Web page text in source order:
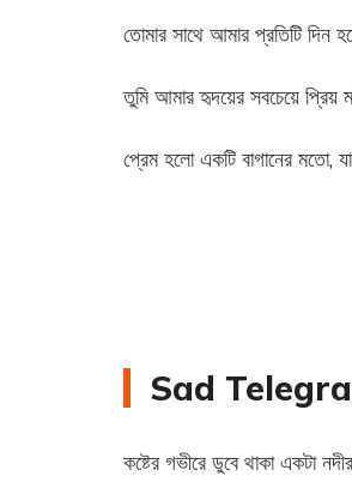
তোমার সাথে আমার প্রতিটি দিন
তুমি আমার হৃদয়ের সবচেয়ে প্রিয়
প্রেম হলো একটি বাগানের মতো,
Sad
কষ্টের গভীরে ডুবে থাকা একটা